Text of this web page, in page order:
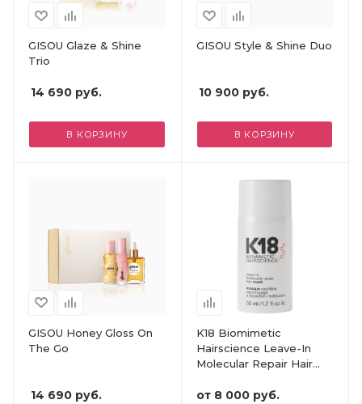
GISOU Glaze & Shine
Trio
14 690 руб.
В КОРЗИНУ
GISOU Style & Shine Duo
10 900руб.
В КОРЗИНУ
GISOU Honey Gloss On
The Go
14 690 руб.
K18 Biomimetic
Hairscience Leave-In
Molecular Repair Hair
от 8 000 руб.